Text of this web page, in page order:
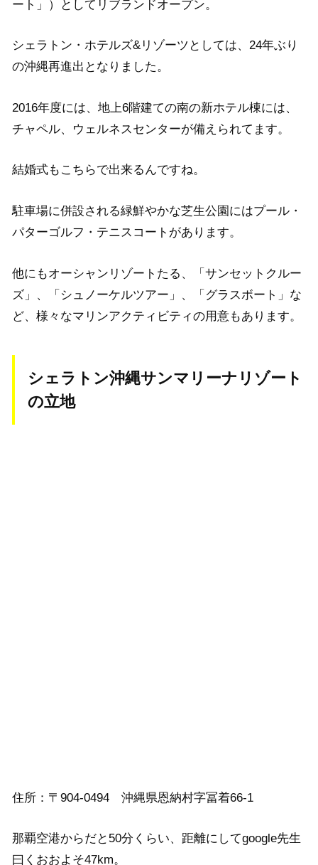
ート」）としてリブランドオープン。
シェラトン・ホテルズ&リゾーツとしては、24年ぶり
の沖縄再進出となりました。
2016年度には、地上6階建ての南の新ホテル棟には、
チャペル、ウェルネスセンターが備えられてます。
結婚式もこちらで出来るんですね。
駐車場に併設される緑鮮やかな芝生公園にはプール・
パターゴルフ・テニスコートがあります。
他にもオーシャンリゾートたる、「サンセットクルー
ズ」、「シュノーケルツアー」、「グラスボート」な
ど、様々なマリンアクティビティの用意もあります。
シェラトン沖縄サンマリーナリゾート
の立地
住所：〒904-0494 沖縄県恩納村字冨着66-1
那覇空港からだと50分くらい、距離にしてgoogle先生
曰くおおよそ47km。